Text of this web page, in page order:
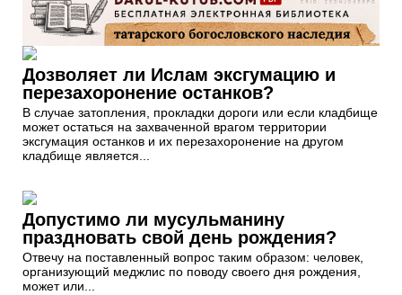
Дозволяет ли Ислам эксгумацию и
перезахоронение останков?
В случае затопления, прокладки дороги или если кладбище
может остаться на захваченной врагом территории
эксгумация останков и их перезахоронение на другом
кладбище является...
Допустимо ли мусульманину
праздновать свой день рождения?
Отвечу на поставленный вопрос таким образом: человек,
организующий меджлис по поводу своего дня рождения,
может или...